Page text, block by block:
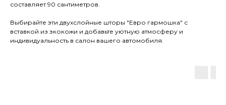
составляет 90 сантиметров.
Выбирайте эти двухслойные шторы "Евро гармошка" с
вставкой из экокожи и добавьте уютную атмосферу и
индивидуальность в салон вашего автомобиля.